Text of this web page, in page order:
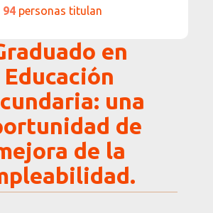
94 personas titulan
en
Educación
una
de
de la